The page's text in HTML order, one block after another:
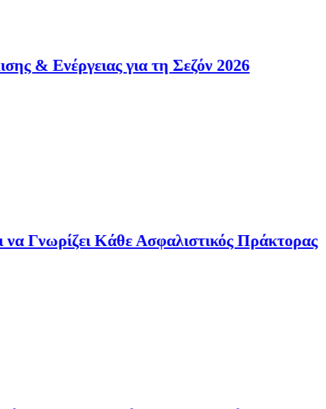
για τη Σεζόν 2026
Κάθε Ασφαλιστικός Πράκτορας